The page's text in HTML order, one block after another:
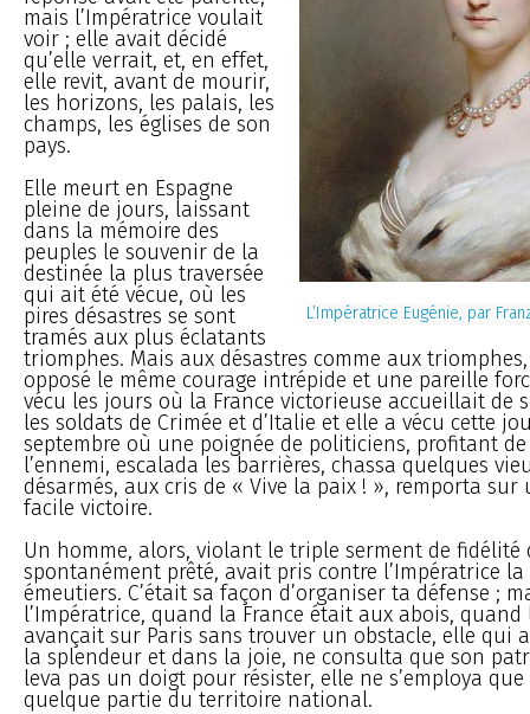
L’Impératrice Eugénie, par
mais l’Impératrice voulait
voir ; elle avait décidé
qu’elle verrait, et, en effet,
elle revit, avant de mourir,
les horizons, les palais, les
champs, les églises de son
pays.
Elle meurt en Espagne
pleine de jours, laissant
dans la mémoire des
peuples le souvenir de la
destinée la plus traversée
qui ait été vécue, où les
pires désastres se sont
tramés aux plus éclatants
triomphes. Mais aux désastres comme aux
opposé le même courage intrépide et une pareille
vécu les jours où la France victorieuse accueillait de
les soldats de Crimée et d’Italie et elle a vécu cette
septembre où une poignée de politiciens, profitant
l’ennemi, escalada les barrières, chassa quelques
désarmés, aux cris de « Vive la paix ! », remporta sur
facile victoire.
Un homme, alors, violant le triple serment de fidélité
spontanément prêté, avait pris contre l’Impératrice
émeutiers. C’était sa façon d’organiser ta défense ;
l’Impératrice, quand la France était aux abois, quand
avançait sur Paris sans trouver un obstacle, elle qui
la splendeur et dans la joie, ne consulta que son
leva pas un doigt pour résister, elle ne s’employa
quelque partie du territoire national.